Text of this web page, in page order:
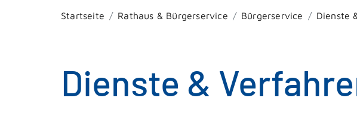
Startseite Rathaus & Bürgerservice Bürgerservice Dienste
Dienste &